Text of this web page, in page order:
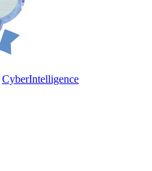
CyberIntelligence